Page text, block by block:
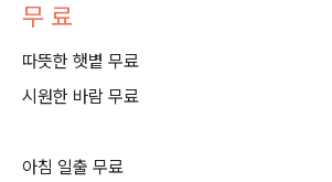
무 료
따뜻한 햇볕 무료
시원한 바람 무료
아침 일출 무료